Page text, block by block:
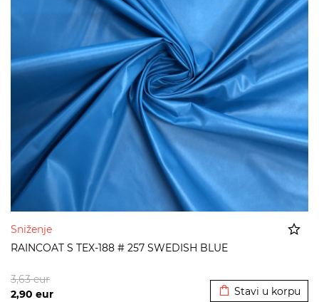
Sniženje
RAINCOAT S TEX-188 # 257 SWEDISH BLUE
2,90 eur
3,63eur
Stavi u korpu